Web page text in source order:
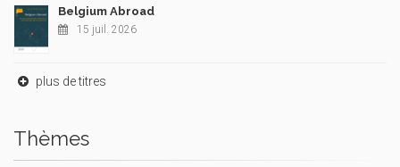
Belgium Abroad
15 juil. 2026
plus de titres
Thèmes